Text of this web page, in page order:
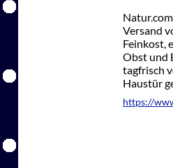
Versand
Feinkost,
Obst und
tagfrisch
Haustür
https://